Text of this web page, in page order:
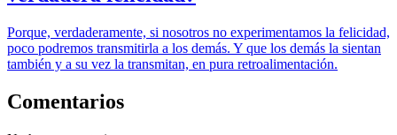
Porque, verdaderamente, si nosotros no experimentamos la felicidad,
poco podremos transmitirla a los demás. Y que los demás la sientan
también y a su vez la transmitan, en pura retroalimentación.
Comentarios